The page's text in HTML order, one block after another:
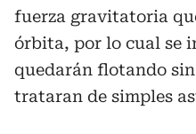
fuerza gravitatoria
órbita, por lo cual se
quedarán flotando
trataran de simples